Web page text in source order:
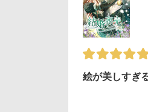
絵が美しすぎ